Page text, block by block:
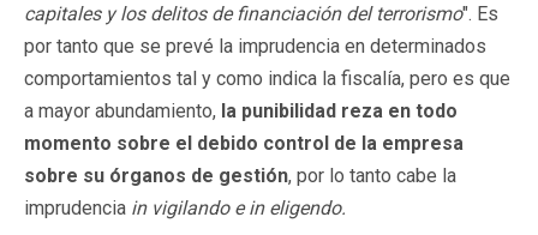
capitales y los delitos de financiación del terrorismo". Es
por tanto que se prevé la imprudencia en determinados
comportamientos tal y como indica la fiscalía, pero es que
a mayor abundamiento, la punibilidad reza en todo
momento sobre el debido control de la empresa
sobre su órganos de gestión, por lo tanto cabe la
imprudencia in vigilando e in eligendo.